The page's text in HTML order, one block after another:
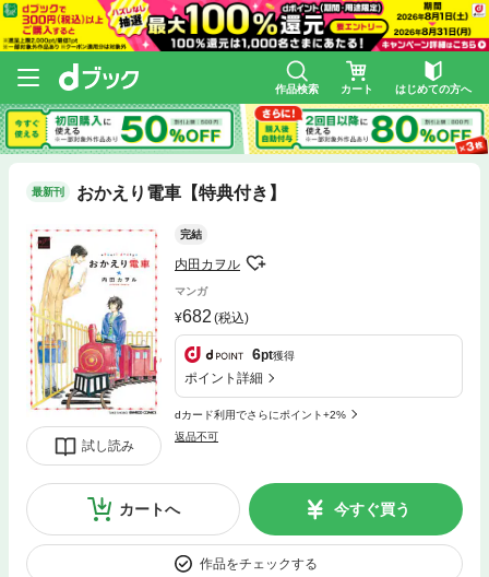
作品検索 カート はじめての方へ
最新刊 おかえり電車【特典付き】
試し読み
完結
内田カヲル
マンガ
682 (税込)
6pt獲得
ポイント詳細
dカード利用でさらにポイント+2%
返品不可
カートへ 今すぐ買う
作品をチェックする